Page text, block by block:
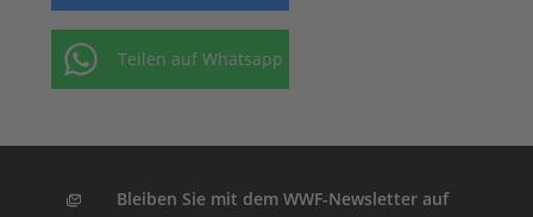
Teilen auf Whatsapp
Bleiben Sie mit dem WWF-Newsletter auf